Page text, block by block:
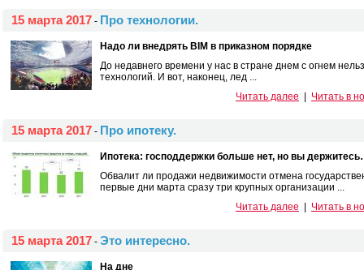
15 марта 2017 - Про технологии.
Надо ли внедрять BIM в приказном порядке
До недавнего времени у нас в стране днем с огнем
технологий. И вот, наконец, лед ...
Читать далее
Читать в
15 марта 2017 - Про ипотеку.
Ипотека: господдержки больше нет, но вы
Обвалит ли продажи недвижимости отмена
первые дни марта сразу три крупных организации ...
Читать далее
Читать в
15 марта 2017 - Это интересно.
На дне